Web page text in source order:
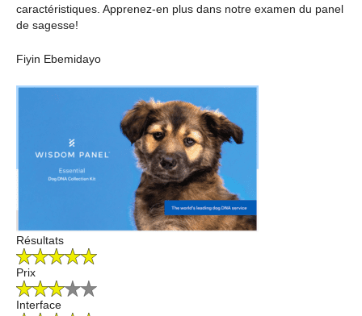
caractéristiques. Apprenez-en plus dans notre examen du panel
de sagesse!
Fiyin Ebemidayo
Résultats
Prix
Interface